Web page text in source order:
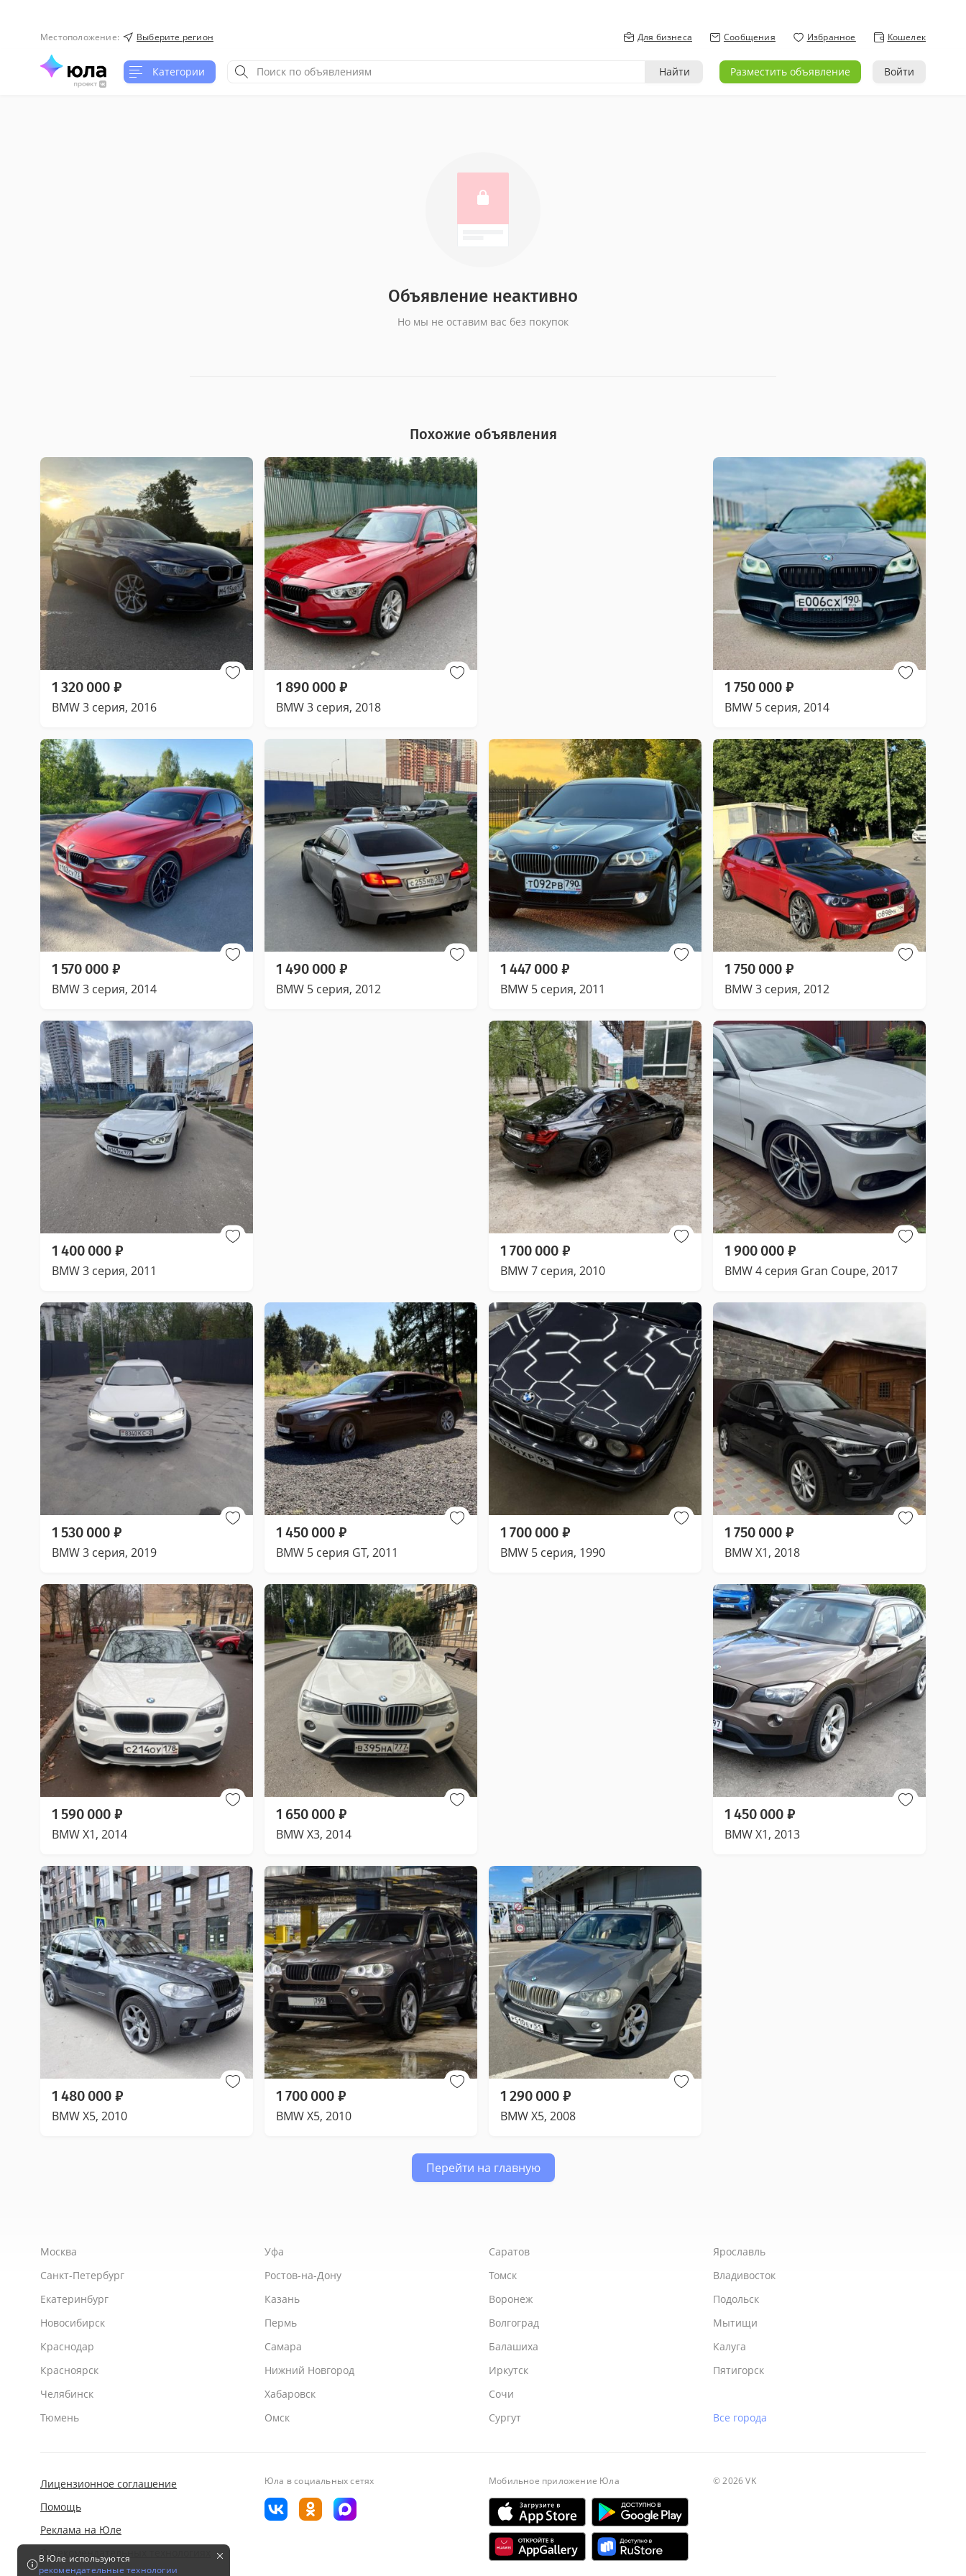
Местоположение: Выберите регион Для бизнеса Сообщения Избранное Кошелек
Категории Найти Разместить объявление Войти
Объявление неактивно
Но мы не оставим вас без покупок
Похожие объявления
1 320 000 ₽
BMW 3 серия, 2016
1 890 000 ₽
BMW 3 серия, 2018
1 750 000 ₽
BMW 5 серия, 2014
1 570 000 ₽
BMW 3 серия, 2014
1 490 000 ₽
BMW 5 серия, 2012
1 447 000 ₽
BMW 5 серия, 2011
1 750 000 ₽
BMW 3 серия, 2012
1 400 000 ₽
BMW 3 серия, 2011
1 700 000 ₽
BMW 7 серия, 2010
1 900 000 ₽
BMW 4 серия Gran Coupe, 2017
1 530 000 ₽
BMW 3 серия, 2019
1 450 000 ₽
BMW 5 серия GT, 2011
1 700 000 ₽
BMW 5 серия, 1990
1 750 000 ₽
BMW X1, 2018
1 590 000 ₽
BMW X1, 2014
1 650 000 ₽
BMW X3, 2014
1 450 000 ₽
BMW X1, 2013
1 480 000 ₽
BMW X5, 2010
1 700 000 ₽
BMW X5, 2010
1 290 000 ₽
BMW X5, 2008
Перейти на главную
Москва
Санкт-Петербург
Екатеринбург
Новосибирск
Краснодар
Красноярск
Челябинск
Тюмень
Уфа
Ростов-на-Дону
Казань
Пермь
Самара
Нижний Новгород
Хабаровск
Омск
Саратов
Томск
Воронеж
Волгоград
Балашиха
Иркутск
Сочи
Сургут
Ярославль
Владивосток
Подольск
Мытищи
Калуга
Пятигорск
Все города
Лицензионное соглашение
Помощь
Реклама на Юле
О рекомендательных технологиях
Юла в социальных сетях Мобильное приложение Юла © 2026 VK
В Юле используются
рекомендательные технологии